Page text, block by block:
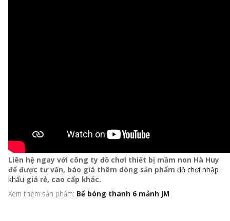
Liên hệ ngay với công ty đồ chơi thiết bị mầm non Hà Huy
để được tư vấn, báo giá thêm dòng sản phẩm đồ chơi nhập
khẩu giá rẻ, cao cấp khác.
Xem thêm sản phẩm: Bể bóng thanh 6 mảnh JM